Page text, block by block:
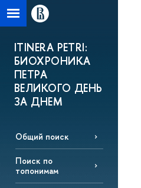
ITINERA PETRI:
БИОХРОНИКА
ПЕТРА
ВЕЛИКОГО ДЕНЬ
ЗА ДНЕМ
Общий поиск
Поиск по
топонимам